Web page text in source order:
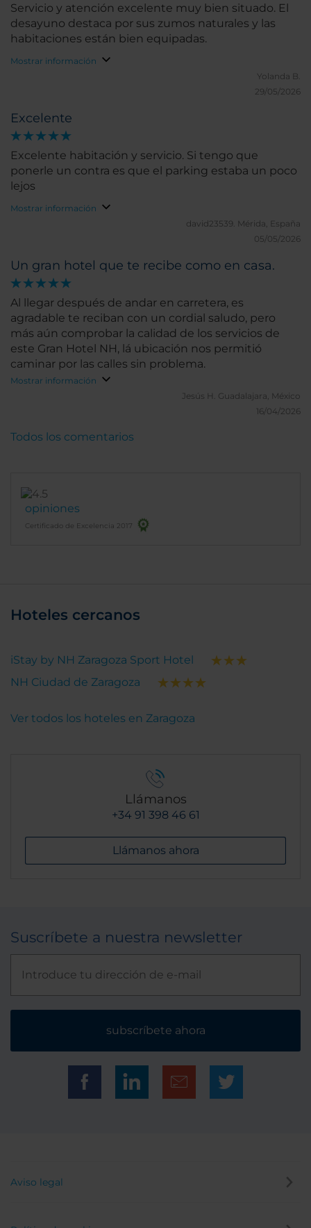
Servicio y atención excelente muy bien situado. El
desayuno destaca por sus zumos naturales y las
habitaciones están bien equipadas.
Mostrar información
Yolanda B.
29/05/2026
Excelente
Excelente habitación y servicio. Si tengo que
ponerle un contra es que el parking estaba un poco
lejos
Mostrar información
david23539. Mérida, España
05/05/2026
Un gran hotel que te recibe como en casa.
Al llegar después de andar en carretera, es
agradable te reciban con un cordial saludo, pero
más aún comprobar la calidad de los servicios de
este Gran Hotel NH, lá ubicación nos permitió
caminar por las calles sin problema.
Mostrar información
Jesús H. Guadalajara, México
16/04/2026
opiniones
Certificado de Excelencia 2017
Todos los comentarios
Hoteles cercanos
iStay by NH Zaragoza Sport Hotel
NH Ciudad de Zaragoza
Ver todos los hoteles en Zaragoza
Llámanos
+34 91 398 46 61
Llámanos ahora
Suscríbete a nuestra newsletter
subscríbete ahora
Aviso legal